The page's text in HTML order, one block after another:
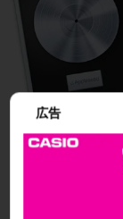
広告